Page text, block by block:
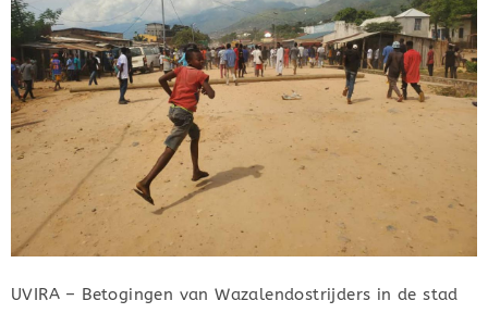
UVIRA – Betogingen van Wazalendostrijders in de stad